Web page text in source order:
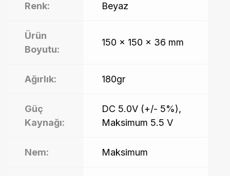
Renk: Beyaz
Ürün
Boyutu:
150 x 150 x 36 mm
Ağırlık: 180gr
Güç
Kaynağı:
DC 5.0V (+/- 5%),
Maksimum 5.5 V
Nem: Maksimum